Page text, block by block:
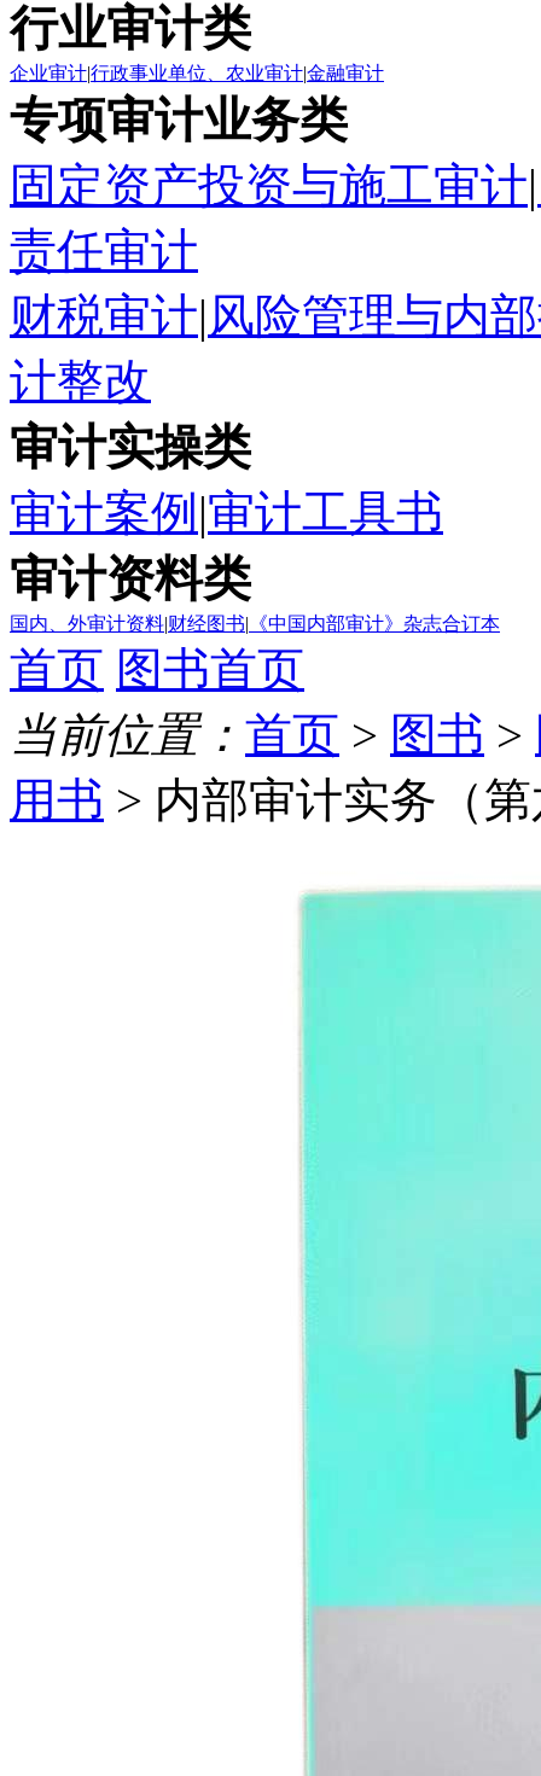
行业审计类
企业审计|行政事业单位、农业审计|金融审计
专项审计业务类
固定资产投资与施工审计|
责任审计
财税审计|风险管理与内
计整改
审计实操类
审计案例 |审计工具书
审计资料类
国内、外审计资料|财经图书| 《中国内部审计》杂志合订本
首页 图书首页
当前位置： 首页 > 图书 >
用书 > 内部审计实务（